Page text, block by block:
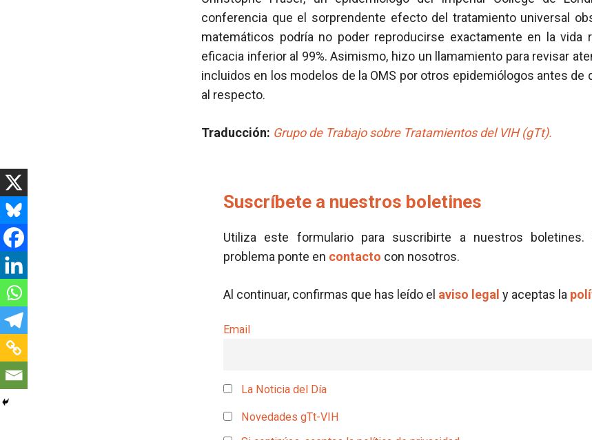
conferencia que el sorprendente efecto del tratamiento universal
matemáticos podría no poder reproducirse exactamente en la vida
eficacia inferior al 99%. Asimismo, hizo un llamamiento para revisar
incluidos en los modelos de la OMS por otros epidemiólogos antes de
al respecto.
Traducción: Grupo de Trabajo sobre Tratamientos del VIH (gTt).
Suscríbete a nuestros boletines
Utiliza este formulario para suscribirte a nuestros boletines.
problema ponte en contacto con nosotros.
Al continuar, confirmas que has leído el aviso legal y aceptas la
Email
La Noticia del Día
Novedades gTt-VIH